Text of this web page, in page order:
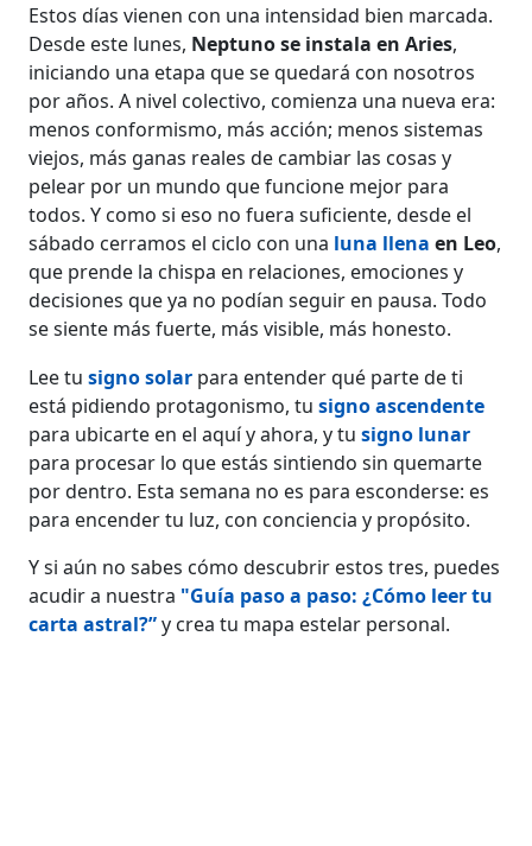
Estos días vienen con una intensidad bien marcada.
Desde este lunes, Neptuno se instala en Aries,
iniciando una etapa que se quedará con nosotros
por años. A nivel colectivo, comienza una nueva era:
menos conformismo, más acción; menos sistemas
viejos, más ganas reales de cambiar las cosas y
pelear por un mundo que funcione mejor para
todos. Y como si eso no fuera suficiente, desde el
sábado cerramos el ciclo con una luna llenaen Leo,
que prende la chispa en relaciones, emociones y
decisiones que ya no podían seguir en pausa. Todo
se siente más fuerte, más visible, más honesto.
Lee tusigno solar para entender qué parte de ti
está pidiendo protagonismo, tusigno ascendente
para ubicarte en el aquí y ahora, y tusigno lunar
para procesar lo que estás sintiendo sin quemarte
por dentro. Esta semana no es para esconderse: es
para encender tu luz, con conciencia y propósito.
Y si aún no sabes cómo descubrir estos tres, puedes
acudir a nuestra "Guía paso a paso: ¿Cómo leer tu
carta astral?”y crea tu mapa estelar personal.